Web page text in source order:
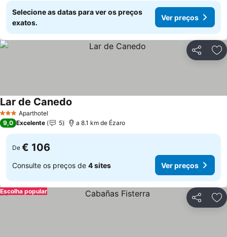
Selecione as datas para ver os preços
exatos.
Ver preços
Partilhar
3 EstrelasAparthotel
Lar de Canedo
9,0 Excelente 5 a 8.1 km de Ézaro
De € 106
Consulte os preços de 4 sites Ver preços
Partilhar
Escolha popular